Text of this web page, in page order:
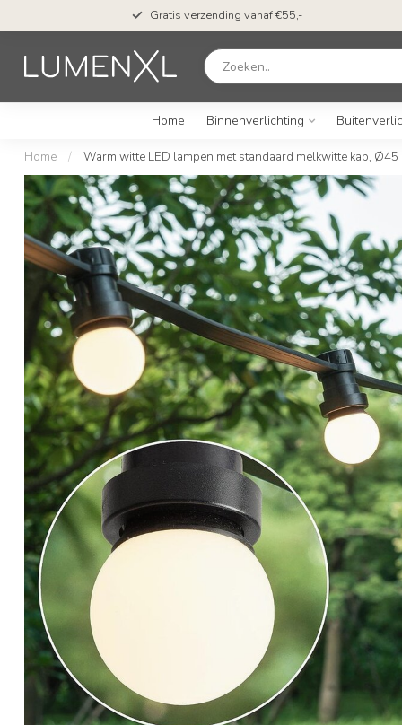
Gratis verzending vanaf €55,-
Home Binnenverlichting
Home / Warm witte LED lampen met standaard melkwitte kap, Ø45